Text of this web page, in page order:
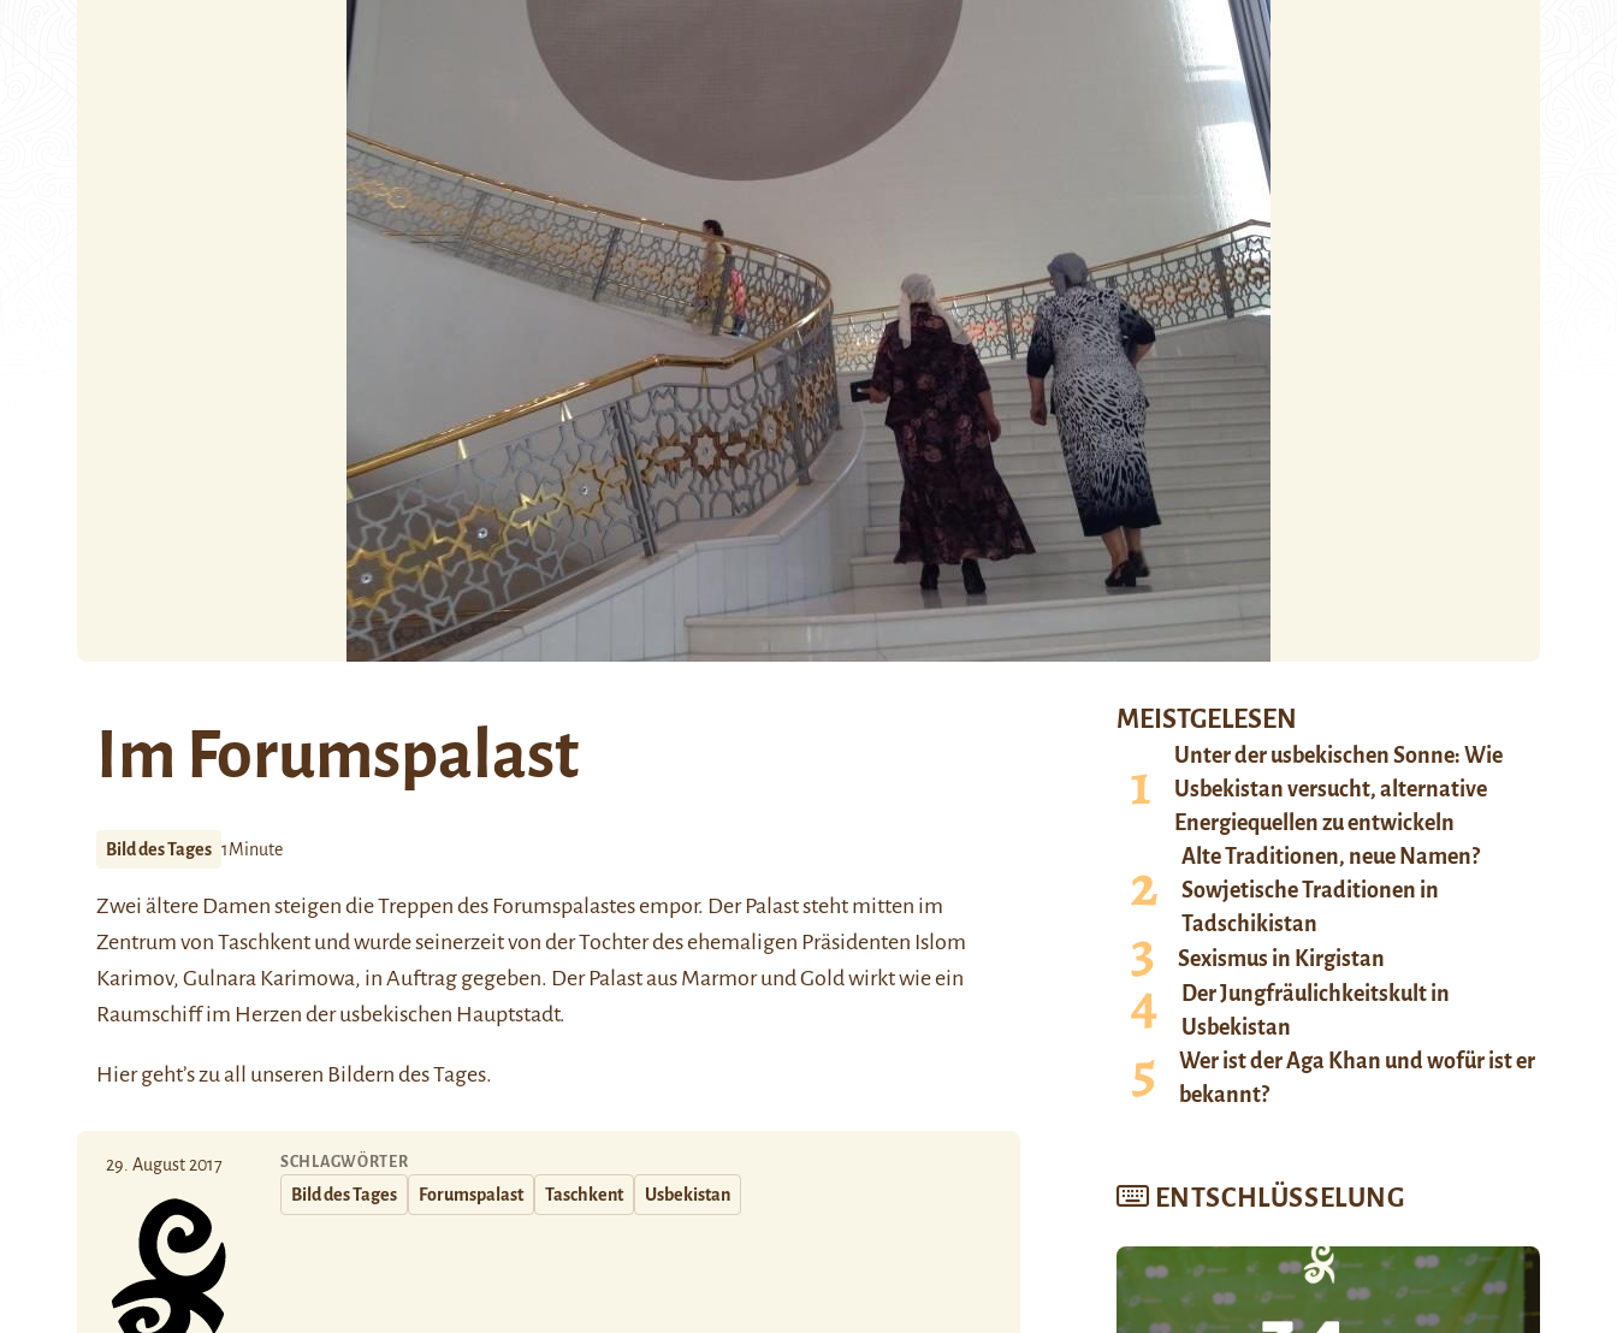
Im Forumspalast
Bild des Tages 1Minute
Zwei ältere Damen steigen die Treppen des Forumspalastes empor. Der Palast steht mitten im
Zentrum von Taschkent und wurde seinerzeit von der Tochter des ehemaligen Präsidenten Islom
Karimov, Gulnara Karimowa, in Auftrag gegeben. Der Palast aus Marmor und Gold wirkt wie ein
Raumschiff im Herzen der usbekischen Hauptstadt.
Hiergeht’s zu all unseren Bildern des Tages.
29. August 2017 SCHLAGWÖRTER
Bild des Tages Forumspalast Taschkent Usbekistan
MEISTGELESEN
Unter der usbekischen Sonne: Wie
Usbekistan versucht, alternative
Energiequellen zu entwickeln
Alte Traditionen, neue Namen?
Sowjetische Traditionen in
Tadschikistan
Sexismus in Kirgistan
Der Jungfräulichkeitskult in
Usbekistan
Wer ist der Aga Khan und wofür ist er
bekannt?
ENTSCHLÜSSELUNG